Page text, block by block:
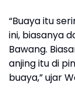
“Buaya itu
ini, biasanya
Bawang.
anjing itu di
buaya,” ujar